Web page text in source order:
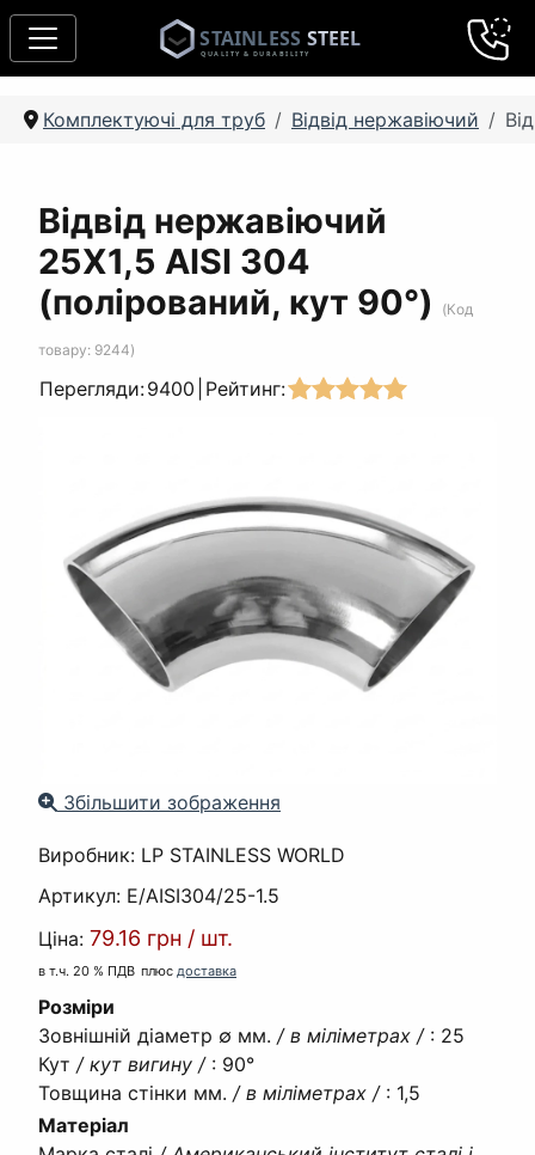
Комплектуючі для труб Відвід нержавіючий
Відвід нержавіючий
25Х1,5 AISI 304
(полірований, кут 90°)
(Код
товару: 9244)
Перегляди:9400 Рейтинг:
Збільшити зображення
Виробник: LP STAINLESS WORLD
Артикул: E/AISI304/25-1.5
Ціна: 79.16 грн / шт.
в т.ч. 20 % ПДВ плюс доставка
Розміри
Зовнішній діаметр ∅ мм. / в міліметрах / : 25
Кут / кут вигину / : 90°
Товщина стінки мм. / в міліметрах / : 1,5
Матеріал